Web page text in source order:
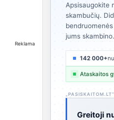
Reklama
Apsisaugokite
skambučių.
jums skambino.
142 000+
Ataskaitos
Greitoji